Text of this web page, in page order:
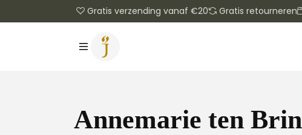
Gratis verzending vanaf €20 Gratis retourneren
Annemarie ten